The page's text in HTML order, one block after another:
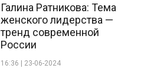
Галина Ратникова: Тема
женского лидерства —
тренд современной
России
16:36 | 23-06-2024